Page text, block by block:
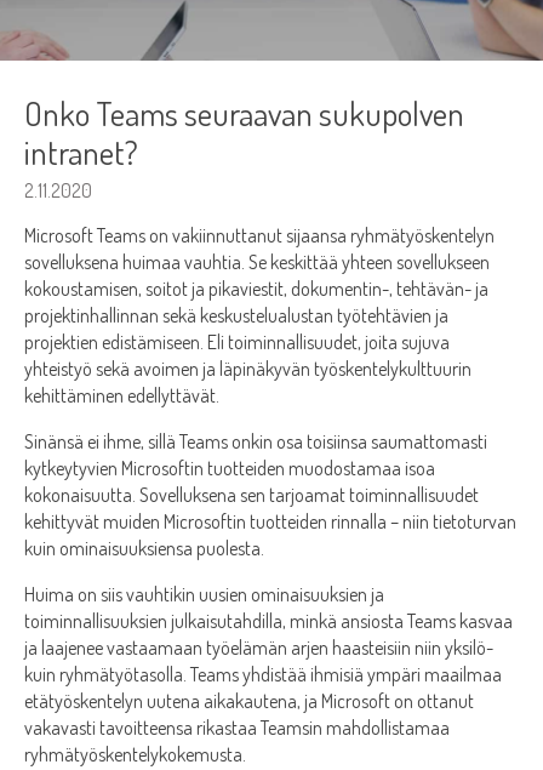
Onko Teams seuraavan sukupolven
intranet?
2.11.2020
Microsoft Teams on vakiinnuttanut sijaansa ryhmätyöskentelyn
sovelluksena huimaa vauhtia. Se keskittää yhteen sovellukseen
kokoustamisen, soitot ja pikaviestit, dokumentin-, tehtävän- ja
projektinhallinnan sekä keskustelualustan työtehtävien ja
projektien edistämiseen. Eli toiminnallisuudet, joita sujuva
yhteistyö sekä avoimen ja läpinäkyvän työskentelykulttuurin
kehittäminen edellyttävät.
Sinänsä ei ihme, sillä Teams onkin osa toisiinsa saumattomasti
kytkeytyvien Microsoftin tuotteiden muodostamaa isoa
kokonaisuutta. Sovelluksena sen tarjoamat toiminnallisuudet
kehittyvät muiden Microsoftin tuotteiden rinnalla – niin tietoturvan
kuin ominaisuuksiensa puolesta.
Huima on siis vauhtikin uusien ominaisuuksien ja
toiminnallisuuksien julkaisutahdilla, minkä ansiosta Teams kasvaa
ja laajenee vastaamaan työelämän arjen haasteisiin niin yksilö-
kuin ryhmätyötasolla. Teams yhdistää ihmisiä ympäri maailmaa
etätyöskentelyn uutena aikakautena, ja Microsoft on ottanut
vakavasti tavoitteensa rikastaa Teamsin mahdollistamaa
ryhmätyöskentelykokemusta.